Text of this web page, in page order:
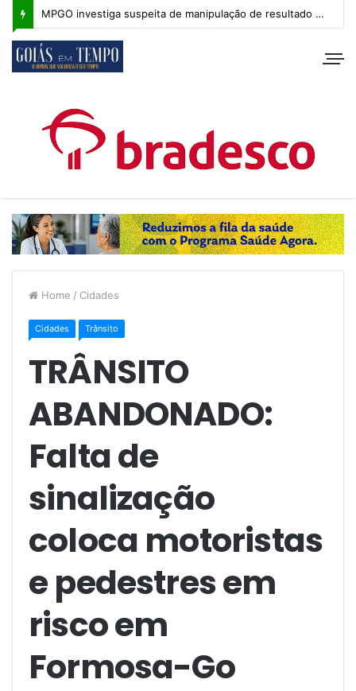
MPGO investiga suspeita de manipulação de resultado na Copa Goiás Sub-20
Home / Cidades
Cidades Trânsito
TRÂNSITO
ABANDONADO:
Falta de
sinalização
coloca motoristas
e pedestres em
risco em
Formosa-Go